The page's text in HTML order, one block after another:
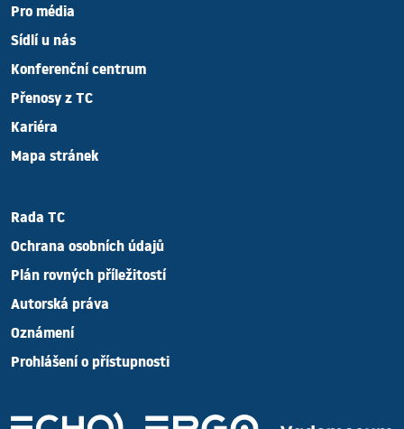
Pro média
Sídlí u nás
Konferenční centrum
Přenosy z TC
Kariéra
Mapa stránek
Rada TC
Ochrana osobních údajů
Plán rovných příležitostí
Autorská práva
Oznámení
Prohlášení o přístupnosti